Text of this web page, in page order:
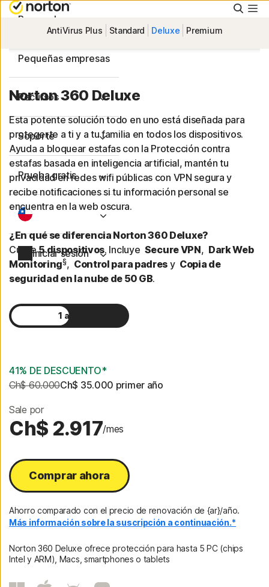
Personal
Pequeñas empresas
Recursos
Soporte
Prueba gratis
Iniciar sesión
AntiVirus Plus Standard Deluxe Premium
Norton 360 Deluxe
Esta potente solución todo en uno está diseñada para
protegerte a ti y a tu familia en todos los dispositivos.
Ayuda a bloquear estafas con la Protección contra
estafas basada en inteligencia artificial, mantén tu
privacidad en redes wifi públicas con VPN segura y
recibe notificaciones si tu información personal se
encuentra en la web oscura.
¿En qué se diferencia Norton 360 Deluxe?
Cubre5 dispositivos. Incluye Secure VPN, Dark Web
Monitoring§, Control para padres y Copia de
seguridad en la nube de 50 GB.
1 año
41% DE DESCUENTO*
Ch$ 60.000Ch$ 35.000 primer año
Sale por
Ch$ 2.917/mes
Comprar ahora
Ahorro comparado con el precio de renovación de {ar}/año.
Más información sobre la suscripción a continuación.*
Norton 360 Deluxe ofrece protección para hasta 5 PC (chips
Intel y ARM), Macs, smartphones o tablets